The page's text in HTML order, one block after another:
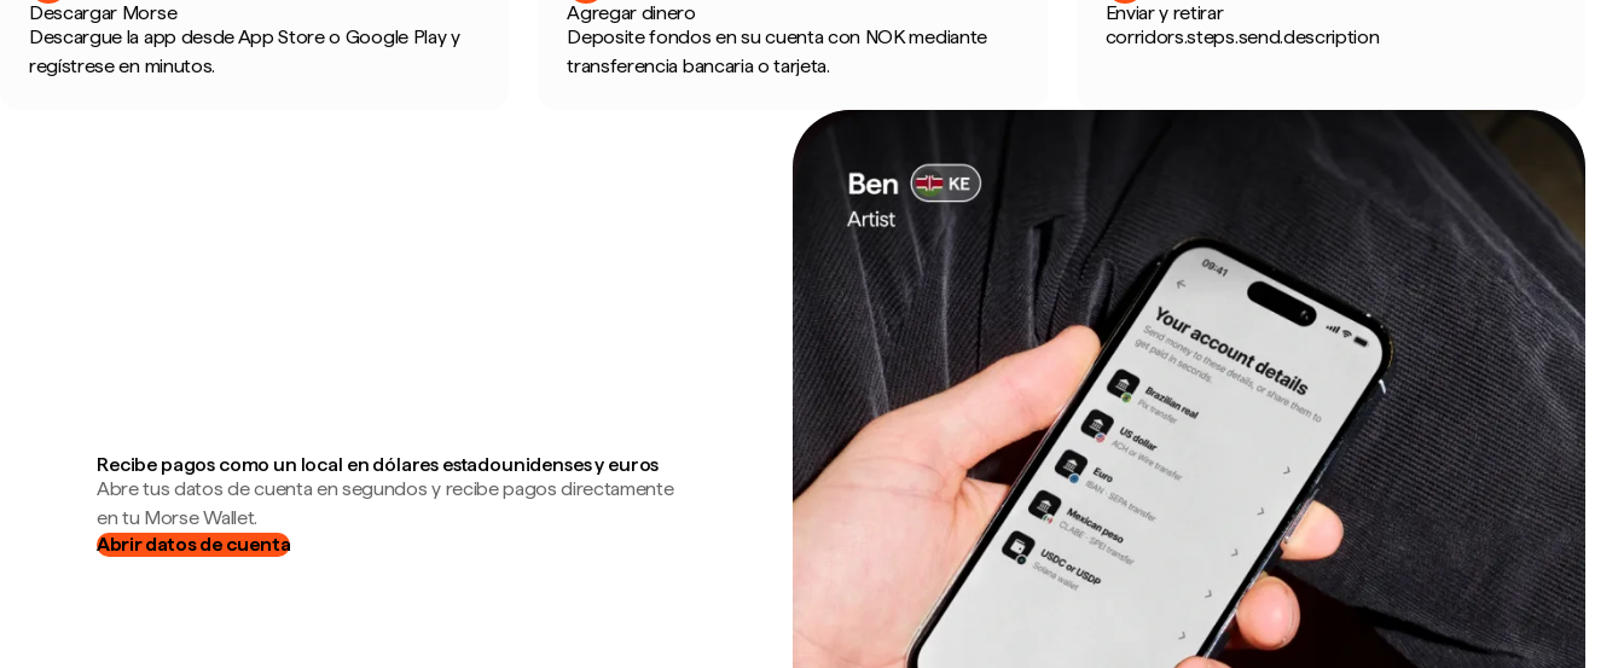
Descargar Morse
Descargue la app desde App Store o Google Play y
regístrese en minutos.
Agregar dinero
Deposite fondos en su cuenta con NOK mediante
transferencia bancaria o tarjeta.
Enviar y retirar
corridors.steps.send.description
Recibe pagos como un local en dólares estadounidenses y euros
Abre tus datos de cuenta en segundos y recibe pagos directamente
en tu Morse Wallet.
Abrir datos de cuenta